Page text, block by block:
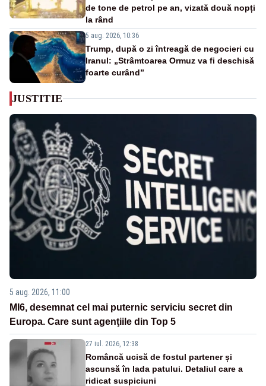
de tone de petrol pe an, vizată două nopți
la rând
5 aug. 2026, 10:36
Trump, după o zi întreagă de negocieri cu
Iranul: „Strâmtoarea Ormuz va fi deschisă
foarte curând”
JUSTITIE
5 aug. 2026, 11:00
MI6, desemnat cel mai puternic serviciu secret din
Europa. Care sunt agenţiile din Top 5
27 iul. 2026, 12:38
Româncă ucisă de fostul partener și
ascunsă în lada patului. Detaliul care a
ridicat suspiciuni